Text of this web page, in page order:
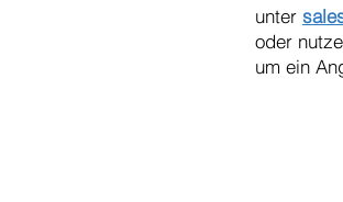
unter
oder
um ein